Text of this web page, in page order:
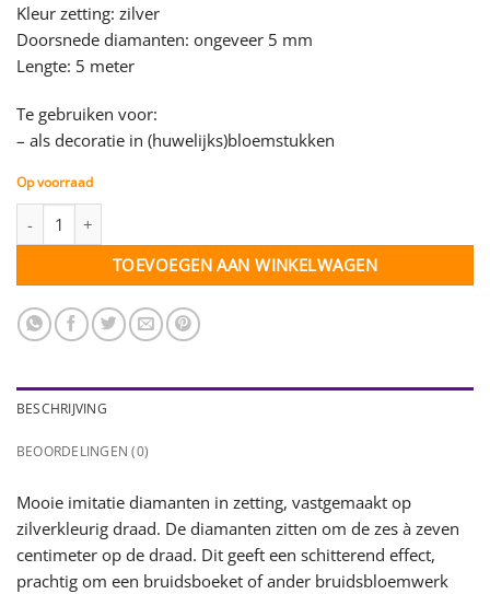
Kleur zetting: zilver
Doorsnede diamanten: ongeveer 5 mm
Lengte: 5 meter
Te gebruiken voor:
– als decoratie in (huwelijks)bloemstukken
Op voorraad
TOEVOEGEN AAN WINKELWAGEN
BESCHRIJVING
BEOORDELINGEN (0)
Mooie imitatie diamanten in zetting, vastgemaakt op
zilverkleurig draad. De diamanten zitten om de zes à zeven
centimeter op de draad. Dit geeft een schitterend effect,
prachtig om een bruidsboeket of ander bruidsbloemwerk